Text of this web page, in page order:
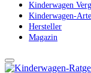
Kinderwagen
Kinderwagen-
Hersteller
Magazin